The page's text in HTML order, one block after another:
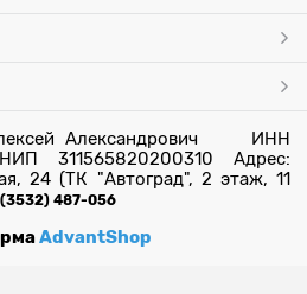
Александрович ИНН
311565820200310 Адрес:
24 (ТК "Автоград", 2 этаж, 11
487-056
AdvantShop